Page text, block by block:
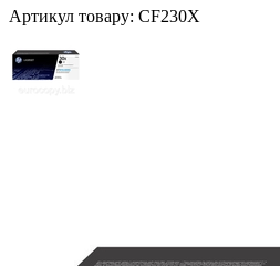
Артикул товару: CF230X